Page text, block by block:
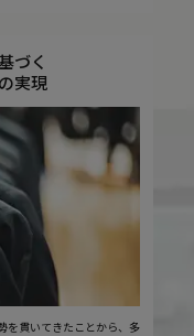
づく
実現
を貫いてきたことから、多